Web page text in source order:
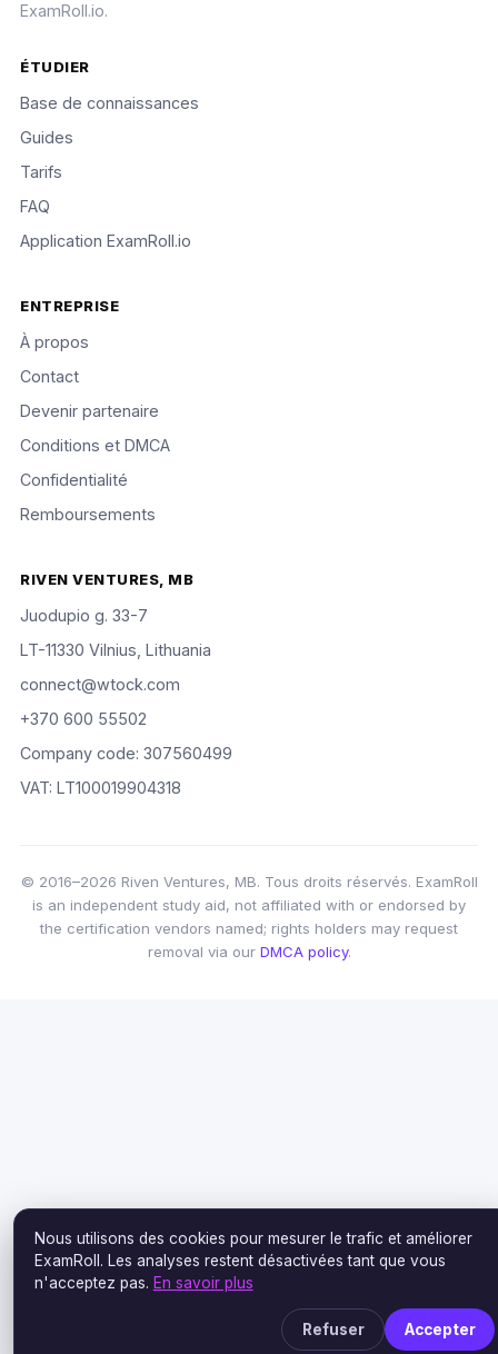
ExamRoll.io.
ÉTUDIER
Base de connaissances
Guides
Tarifs
FAQ
Application ExamRoll.io
ENTREPRISE
À propos
Contact
Devenir partenaire
Conditions et DMCA
Confidentialité
Remboursements
RIVEN VENTURES, MB
Juodupio g. 33-7
LT-11330 Vilnius, Lithuania
connect@wtock.com
+370 600 55502
Company code: 307560499
VAT: LT100019904318
© 2016–2026 Riven Ventures, MB. Tous droits réservés. ExamRoll
is an independent study aid, not affiliated with or endorsed by
the certification vendors named; rights holders may request
removal via our DMCA policy.
Nous utilisons des cookies pour mesurer le trafic et améliorer
ExamRoll. Les analyses restent désactivées tant que vous
n'acceptez pas. En savoir plus
Refuser Accepter